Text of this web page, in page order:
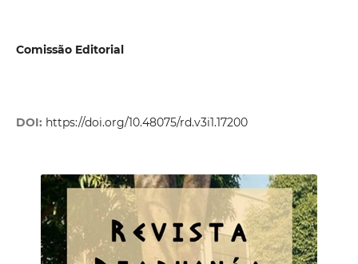
Comissão Editorial
DOI: https://doi.org/10.48075/rd.v3i1.17200